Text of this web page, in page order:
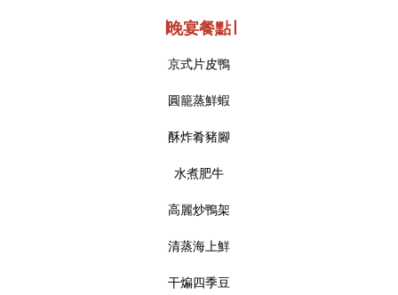
∣晚宴餐點∣
京式片皮鴨
圓籠蒸鮮蝦
酥炸肴豬腳
水煮肥牛
高麗炒鴨架
清蒸海上鮮
干煸四季豆